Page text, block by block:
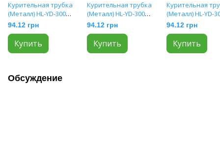
Курительная трубка
(Металл) HL-YD-300
Silver
94.12 грн
Купить
Курительная трубка
(Металл) HL-YD-300
Blue
94.12 грн
Купить
Курительная
(Металл) HL-YD-
Gold
94.12 грн
Купить
Обсуждение